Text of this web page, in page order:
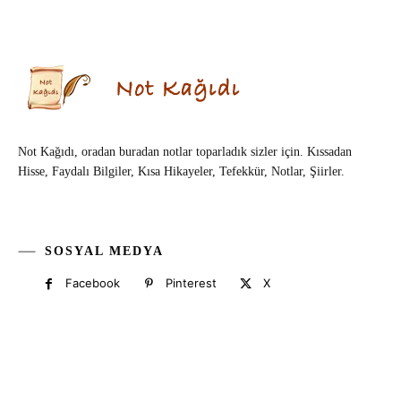
Not Kağıdı, oradan buradan notlar toparladık sizler için. Kıssadan
Hisse, Faydalı Bilgiler, Kısa Hikayeler, Tefekkür, Notlar, Şiirler.
SOSYAL MEDYA
Facebook Pinterest X